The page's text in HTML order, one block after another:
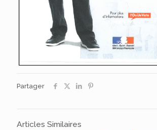
Partager
Articles Similaires